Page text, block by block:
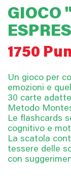
GIOCO
1750
Un gioco per
emozioni e
30 carte
Metodo
Le flashcards
cognitivo e
La scatola
tessere delle
con